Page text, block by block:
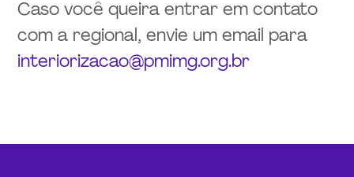
Caso você queira entrar em contato
com a regional, envie um email para
interiorizacao@pmimg.org.br